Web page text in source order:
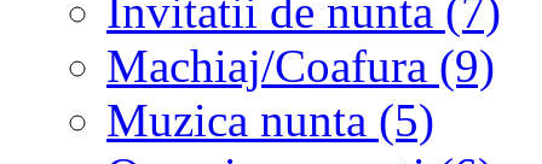
Invitatii de nunta (7)
Machiaj/Coafura (9)
Muzica nunta (5)